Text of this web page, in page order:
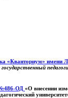
«Кванториум»
ОД «О внесении